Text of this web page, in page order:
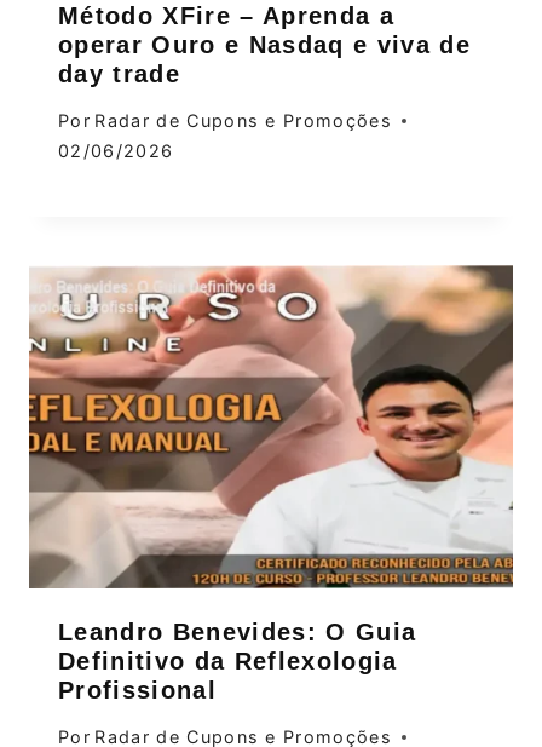
Método XFire – Aprenda a
operar Ouro e Nasdaq e viva de
day trade
Por Radar de Cupons e Promoções
02/06/2026
Leandro Benevides: O Guia
Definitivo da Reflexologia
Profissional
Por Radar de Cupons e Promoções